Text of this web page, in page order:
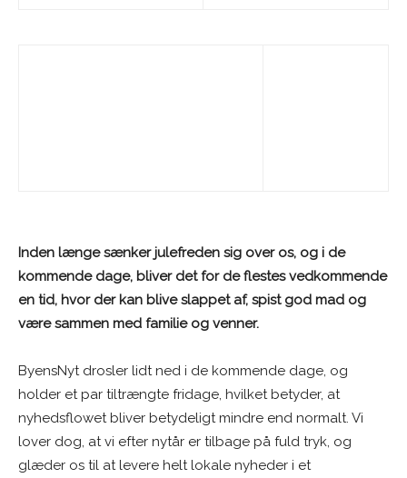
Inden længe sænker julefreden sig over os, og i de
kommende dage, bliver det for de flestes vedkommende
en tid, hvor der kan blive slappet af, spist god mad og
være sammen med familie og venner.
ByensNyt drosler lidt ned i de kommende dage, og
holder et par tiltrængte fridage, hvilket betyder, at
nyhedsflowet bliver betydeligt mindre end normalt. Vi
lover dog, at vi efter nytår er tilbage på fuld tryk, og
glæder os til at levere helt lokale nyheder i et